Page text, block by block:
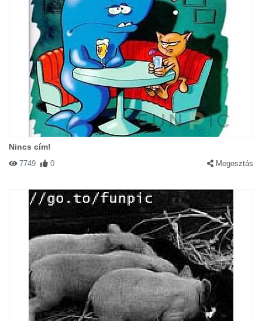
Nincs cím!
7749 0 Megosztás